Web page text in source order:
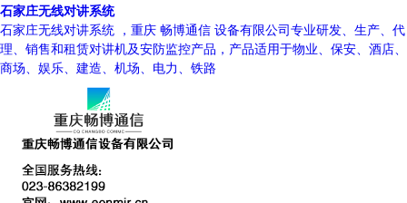
石家庄无线对讲系统
石家庄无线对讲系统 ，重庆 畅博通信 设备有限公司专业研发、生产、代
理、销售和租赁对讲机及安防监控产品，产品适用于物业、保安、酒店、
商场、娱乐、建造、机场、电力、铁路